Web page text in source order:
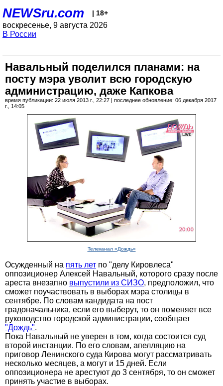
NEWSru.com | 18+
воскресенье, 9 августа 2026
В России
Навальный поделился планами: на
посту мэра уволит всю городскую
администрацию, даже Капкова
время публикации: 22 июля 2013 г., 22:27 | последнее обновление: 06 декабря 2017
г., 14:05
Телеканал «Дождь»
Осужденный на пять лет по "делу Кировлеса"
оппозиционер Алексей Навальный, которого сразу после
ареста внезапно выпустили из СИЗО, предположил, что
сможет поучаствовать в выборах мэра столицы в
сентябре. По словам кандидата на пост
градоначальника, если его выберут, то он поменяет все
руководство городской администрации, сообщает
"Дождь".
Пока Навальный не уверен в том, когда состоится суд
второй инстанции. По его словам, апелляцию на
приговор Ленинского суда Кирова могут рассматривать
несколько месяцев, а могут и 15 дней. Если
оппозиционера не арестуют до 3 сентября, то он сможет
принять участие в выборах.